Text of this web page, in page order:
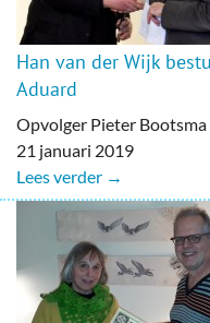
Han van der Wijk
Aduard
Opvolger Pieter Bootsma
21 januari 2019
Lees verder →